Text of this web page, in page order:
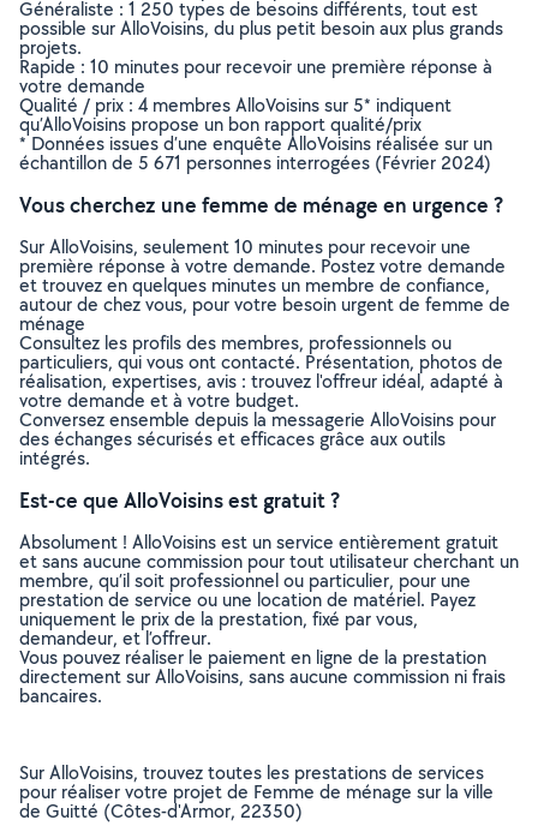
Généraliste : 1 250 types de besoins différents, tout est
possible sur AlloVoisins, du plus petit besoin aux plus grands
projets.
Rapide : 10 minutes pour recevoir une première réponse à
votre demande
Qualité / prix : 4 membres AlloVoisins sur 5* indiquent
qu’AlloVoisins propose un bon rapport qualité/prix
* Données issues d’une enquête AlloVoisins réalisée sur un
échantillon de 5 671 personnes interrogées (Février 2024)
Vous cherchez une femme de ménage en urgence ?
Sur AlloVoisins, seulement 10 minutes pour recevoir une
première réponse à votre demande. Postez votre demande
et trouvez en quelques minutes un membre de confiance,
autour de chez vous, pour votre besoin urgent de femme de
ménage
Consultez les profils des membres, professionnels ou
particuliers, qui vous ont contacté. Présentation, photos de
réalisation, expertises, avis : trouvez l'offreur idéal, adapté à
votre demande et à votre budget.
Conversez ensemble depuis la messagerie AlloVoisins pour
des échanges sécurisés et efficaces grâce aux outils
intégrés.
Est-ce que AlloVoisins est gratuit ?
Absolument ! AlloVoisins est un service entièrement gratuit
et sans aucune commission pour tout utilisateur cherchant un
membre, qu’il soit professionnel ou particulier, pour une
prestation de service ou une location de matériel. Payez
uniquement le prix de la prestation, fixé par vous,
demandeur, et l’offreur.
Vous pouvez réaliser le paiement en ligne de la prestation
directement sur AlloVoisins, sans aucune commission ni frais
bancaires.
Sur AlloVoisins, trouvez toutes les prestations de services
pour réaliser votre projet de Femme de ménage sur la ville
de Guitté (Côtes-d'Armor, 22350)